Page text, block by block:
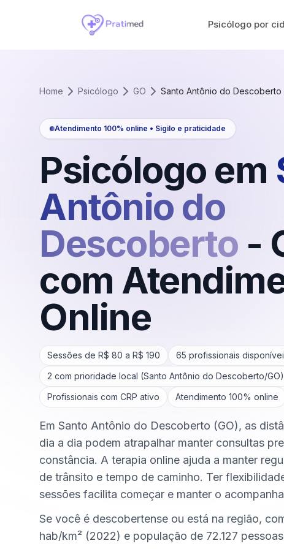
Psicólogo por
Home Psicólogo GO Santo Antônio do Descoberto
Atendimento 100% online • Sigilo e praticidade
Psicólogo em
Antônio do
Descoberto -
com
Online
Sessões de R$ 80 a R$ 190 65 profissionais
2 com prioridade local (Santo Antônio do Descoberto/GO)
Profissionais com CRP ativo
Atendimento 100% online
Em Santo Antônio do Descoberto (GO), as
dia a dia podem atrapalhar manter consultas
constância. A terapia online ajuda a manter
de trânsito e tempo de caminho. Ter
sessões facilita começar e manter o
Se você é descobertense ou está na região,
hab/km² (2022) e população de 72.127